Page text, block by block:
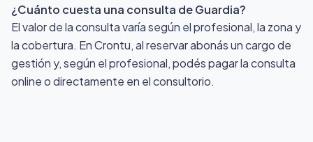
¿Cuánto cuesta una consulta de Guardia?
El valor de la consulta varía según el profesional, la zona y
la cobertura. En Crontu, al reservar abonás un cargo de
gestión y, según el profesional, podés pagar la consulta
online o directamente en el consultorio.